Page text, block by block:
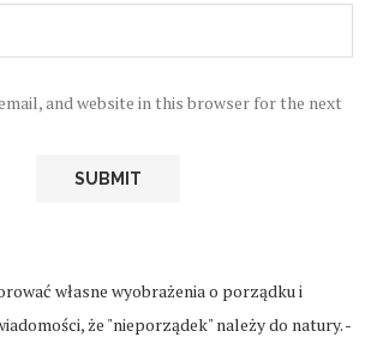
and website in this browser for the next
własne wyobrażenia o porządku i
że "nieporządek" należy do natury. -